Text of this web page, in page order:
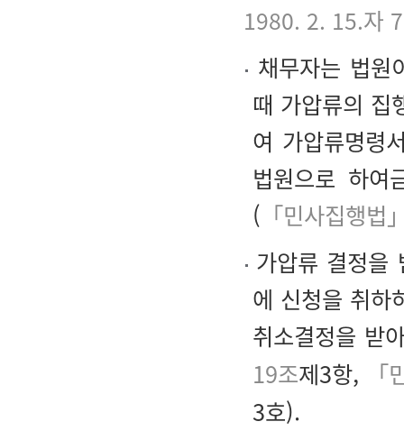
1980. 2. 15.자
채무자는 법원
때 가압류의 집
여 가압류명령
법원으로 하
( 「민사집행법
가압류 결정을
에 신청을 취하
취소결정을 받
19조제3항,
3호).